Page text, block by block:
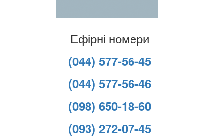
Ефірні номери
(044) 577-56-45
(044) 577-56-46
(098) 650-18-60
(093) 272-07-45